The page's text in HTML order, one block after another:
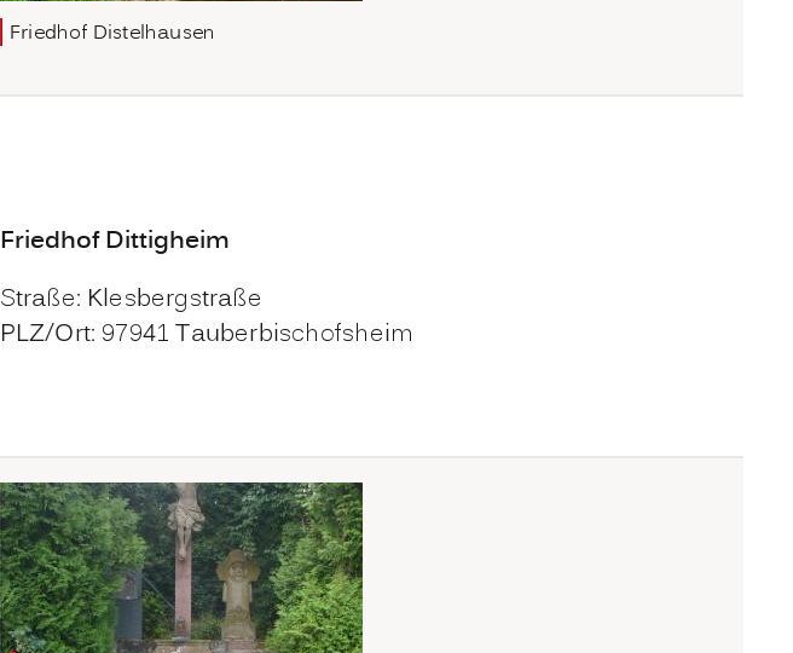
Friedhof Distelhausen
Friedhof Dittigheim
Straße: Klesbergstraße
PLZ/Ort: 97941 Tauberbischofsheim